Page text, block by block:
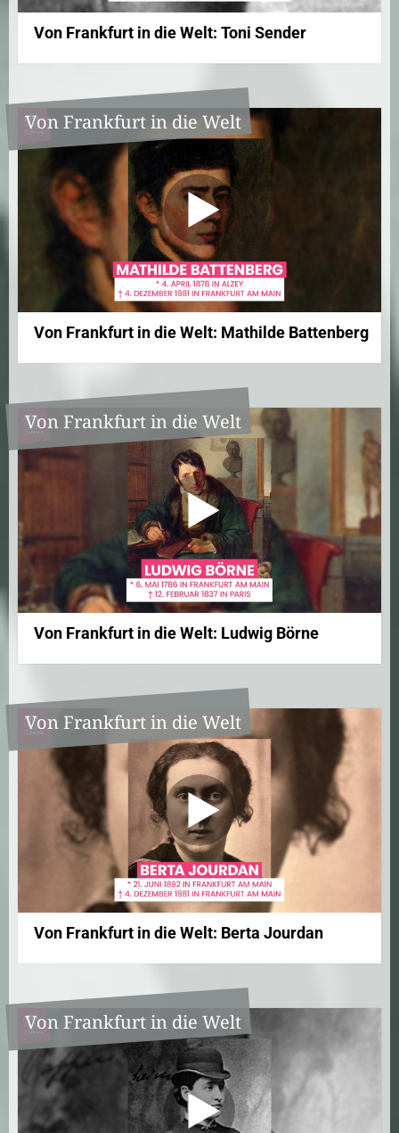
Von Frankfurt in die Welt: Toni Sender
Von Frankfurt in die Welt
Von Frankfurt in die Welt: Mathilde Battenberg
Von Frankfurt in die Welt
Von Frankfurt in die Welt: Ludwig Börne
Von Frankfurt in die Welt
Von Frankfurt in die Welt: Berta Jourdan
Von Frankfurt in die Welt